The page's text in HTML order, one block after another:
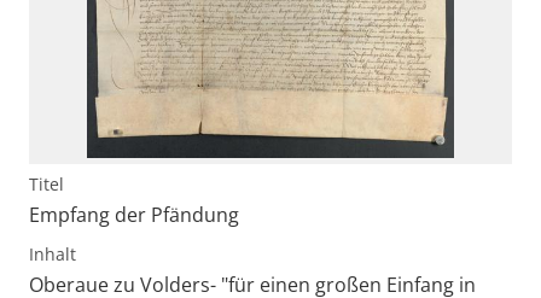
Titel
Empfang der Pfändung
Inhalt
Oberaue zu Volders- "für einen großen Einfang in